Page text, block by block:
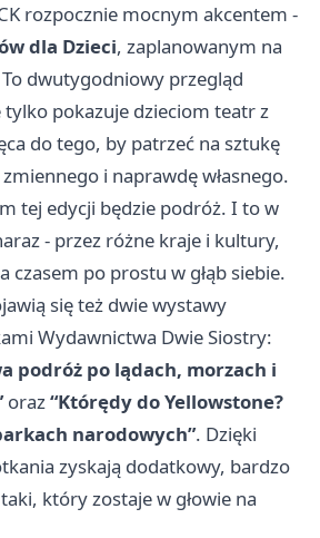
rozpocznie mocnym akcentem -
dla Dzieci, zaplanowanym na
dwutygodniowy przegląd
pokazuje dzieciom teatr z
do tego, by patrzeć na sztukę
i naprawdę własnego.
tej edycji będzie podróż. I to w
- przez różne kraje i kultury,
czasem po prostu w głąb siebie.
się też dwie wystawy
Wydawnictwa Dwie Siostry:
podróż po lądach, morzach i
oraz“Którędy do Yellowstone?
narodowych”. Dzięki
zyskają dodatkowy, bardzo
który zostaje w głowie na